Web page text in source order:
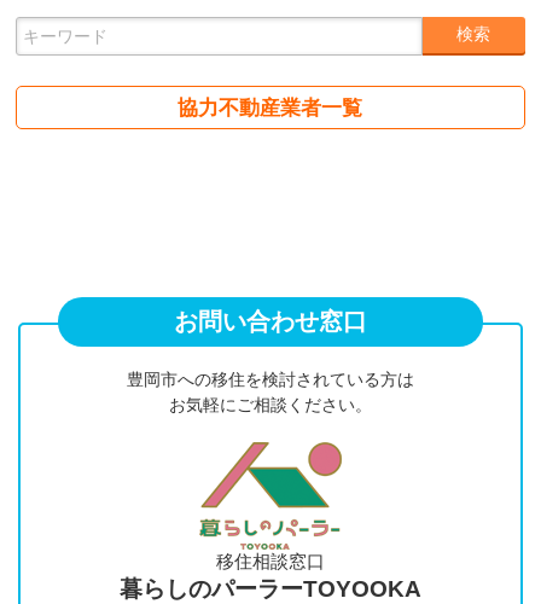
協力不動産業者一覧
お問い合わせ窓口
豊岡市への移住を検討されている方は
お気軽にご相談ください。
移住相談窓口
暮らしのパーラーTOYOOKA